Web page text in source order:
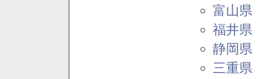
富山県
福井県
静岡県
三重県